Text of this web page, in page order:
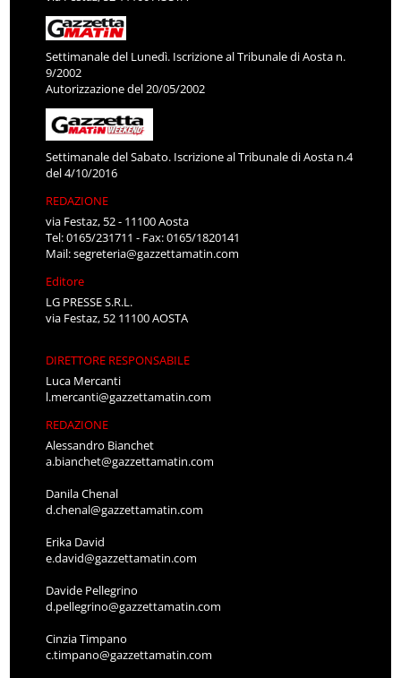
Settimanale del Lunedì. Iscrizione al Tribunale di Aosta n.
9/2002
Autorizzazione del 20/05/2002
Settimanale del Sabato. Iscrizione al Tribunale di Aosta n.4
del 4/10/2016
REDAZIONE
via Festaz, 52 - 11100 Aosta
Tel: 0165/231711 - Fax: 0165/1820141
Mail:segreteria@gazzettamatin.com
Editore
LG PRESSE S.R.L.
via Festaz, 52 11100 AOSTA
DIRETTORE RESPONSABILE
Luca Mercanti
l.mercanti@gazzettamatin.com
REDAZIONE
Alessandro Bianchet
a.bianchet@gazzettamatin.com
Danila Chenal
d.chenal@gazzettamatin.com
Erika David
e.david@gazzettamatin.com
Davide Pellegrino
d.pellegrino@gazzettamatin.com
Cinzia Timpano
c.timpano@gazzettamatin.com